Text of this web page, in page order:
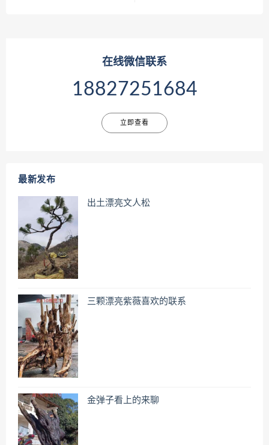
在线微信联系
18827251684
立即查看
最新发布
出土漂亮文人松
三颗漂亮紫薇喜欢的联系
金弹子看上的来聊